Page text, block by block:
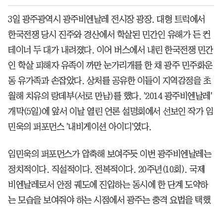
3일 광주광역시 광주비엔날레 전시장 광장. 대형 트럭에서
한국전쟁 당시 진주와 경산에서 학살된 민간인 유해가 든 컨
테이너 두 대가 내려졌다. 이어 버스에서 내린 한국전쟁 민간
인 학살 피해자 유족이 까만 눈가리개를 한 채 광주 민주화운
동 유가족과 손잡았다. 상처를 공유한 이들이 지역감정을 초
월해 치유의 랑데부(서로 만남)를 했다. '2014 광주비엔날레'
개막(5일)에 앞서 이날 열린 언론 설명회에서 선보인 작가 임
민욱의 퍼포먼스 '내비게이션 아이디'였다.
임민욱의 퍼포먼스가 압축해 보여주듯 이번 광주비엔날레는
정치적이다. 직설적이다. 전복적이다. 20주년(10회). 국제
비엔날레로서 안정 궤도에 진입하는 동시에 한 단계 도약하
는 모습을 보여줘야 하는 시점에서 광주는 충격 요법을 택했